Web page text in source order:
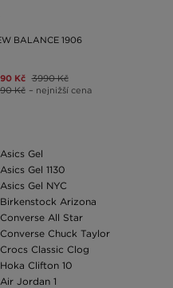
BALANCE 1906
Kč 3990 Kč
Kč – nejnižší cena
Asics Gel
Asics Gel 1130
Asics Gel NYC
Birkenstock Arizona
Converse All Star
Converse Chuck Taylor
Crocs Classic Clog
Hoka Clifton 10
Air Jordan 1